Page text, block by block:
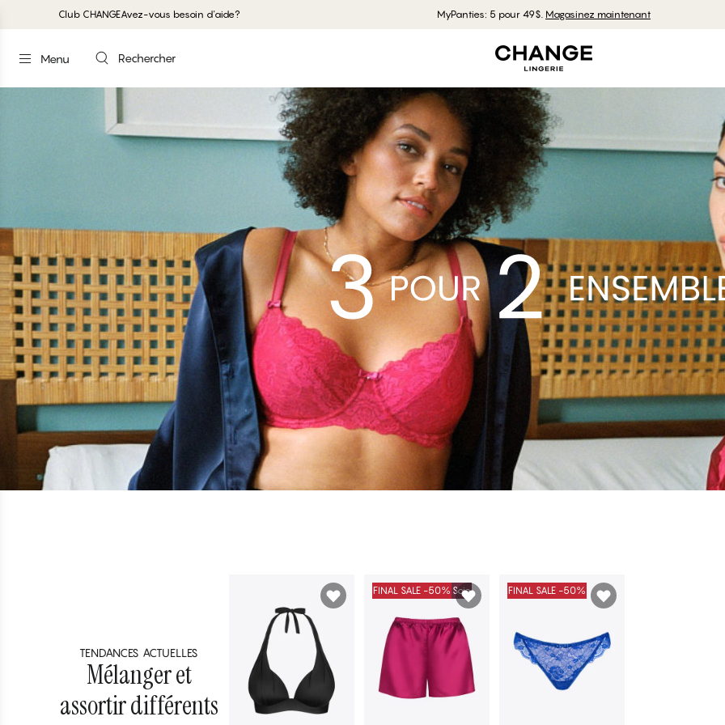
Club CHANGEAvez-vous besoin d'aide? MyPanties: 5 pour 49$. Magasinez maintenant
Menu Rechercher
TENDANCES ACTUELLES
Mélanger et
assortir différents
FINAL SALE -50% Soie FINAL SALE -50%